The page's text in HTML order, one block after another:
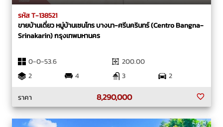
รหัส T-138521
ขายบ้านเดี่ยว หมู่บ้านเซนโทร บางนา-ศรีนครินทร์ (Centro Bangna-
Srinakarin) กรุงเทพมหานคร
0-0-53.6
200.00
2
4 3
2
ราคา
8,290,000